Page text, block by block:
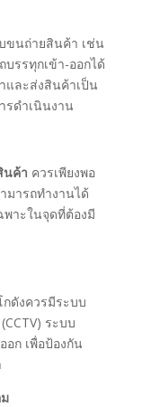
ขนถ่ายสินค้า เช่น
รรทุกเข้า-ออกได้
และส่งสินค้าเป็น
รดำเนินงาน
นค้า ควรเพียงพอ
มารถทำงานได้
าะในจุดที่ต้องมี
ดังควรมีระบบ
ระบบ
ก เพื่อป้องกัน